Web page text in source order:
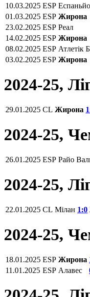
10.03.2025 ESP
01.03.2025 ESP Жирона
23.02.2025 ESP Реал
14.02.2025 ESP Жирона
08.02.2025 ESP Атлетік Б
03.02.2025 ESP Жирона
2024-25,
29.01.2025 CL Жирона
2024-25,
26.01.2025 ESP Райо
2024-25,
22.01.2025 CL Мілан 1:0
2024-25,
18.01.2025 ESP Жирона
11.01.2025 ESP Алавес